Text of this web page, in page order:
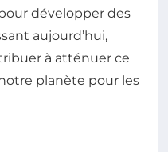
développer des
aujourd’hui,
à atténuer ce
planète pour les